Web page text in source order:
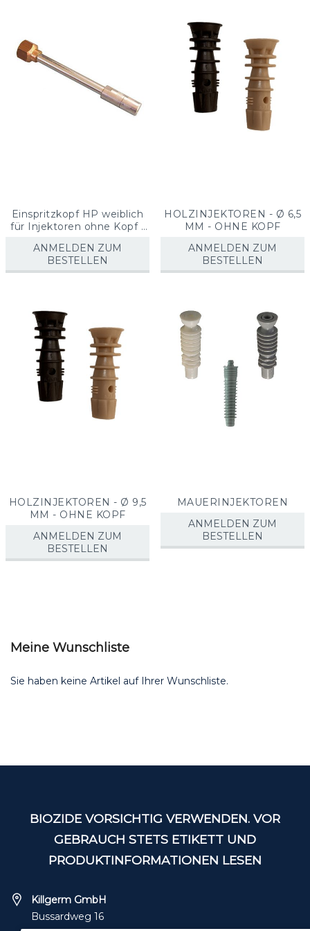
Einspritzkopf HP weiblich
für Injektoren ohne Kopf -
ANMELDEN ZUM
BESTELLEN
HOLZINJEKTOREN - Ø 6,5
MM - OHNE KOPF
ANMELDEN ZUM
BESTELLEN
HOLZINJEKTOREN - Ø 9,5
MM - OHNE KOPF
ANMELDEN ZUM
BESTELLEN
MAUERINJEKTOREN
ANMELDEN ZUM
BESTELLEN
Meine Wunschliste
Sie haben keine Artikel auf Ihrer Wunschliste.
BIOZIDE VORSICHTIG VERWENDEN. VOR
GEBRAUCH STETS ETIKETT UND
PRODUKTINFORMATIONEN LESEN
Killgerm GmbH
Bussardweg 16